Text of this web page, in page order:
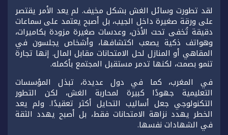
لقد تطورت وسائل الغش بشكل مخيف. لم يعد الأمر يقتصر
على ورقة صغيرة داخل الجيب، بل أصبح يعتمد على سماعات
دقيقة تُخفى تحت الأذن، وعدسات صغيرة مزودة بكاميرات،
وهواتف ذكية يصعب اكتشافها، وأشخاص يجلسون في
المقاهي أو المنازل لحل الامتحانات مقابل المال. إنها تجارة
تنمو بصمت، لكنها تدمر مستقبل المجتمع بأكمله.
في المغرب، كما في دول عديدة، تبذل المؤسسات
التعليمية جهودًا كبيرة لمحاربة الغش، لكن التطور
التكنولوجي جعل أساليب التحايل أكثر تعقيدًا. ولم يعد
الخطر يهدد نزاهة الامتحانات فقط، بل أصبح يهدد الثقة
في الشهادات نفسها.